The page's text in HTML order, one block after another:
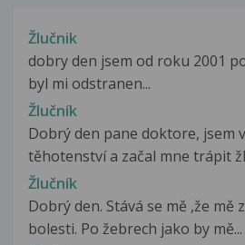
Žlučnik
dobry den jsem od roku 2001
byl mi odstranen...
Žlučník
Dobrý den pane doktore, jsem
těhotenství a začal mne trápit
Žlučník
Dobrý den. Stává se mě ,že mě
bolesti. Po žebrech jako by mě...